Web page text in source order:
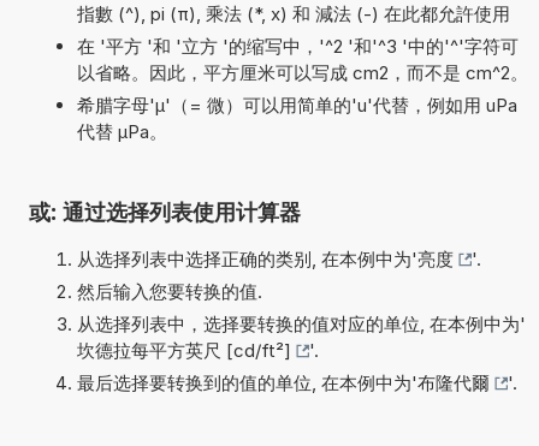
指數 (^), pi (π), 乘法 (*, x) 和 減法 (-) 在此都允許使用
在 '平方 '和 '立方 '的缩写中，'^2 '和'^3 '中的'^'字符可
以省略。因此，平方厘米可以写成 cm2，而不是 cm^2。
希腊字母'µ'（= 微）可以用简单的'u'代替，例如用 uPa
代替 µPa。
或: 通过选择列表使用计算器
从选择列表中选择正确的类别, 在本例中为'亮度
'.
然后输入您要转换的值.
从选择列表中，选择要转换的值对应的单位, 在本例中为'
坎德拉每平方英尺 [cd/ft²]
'.
最后选择要转换到的值的单位, 在本例中为'布隆代爾 '.